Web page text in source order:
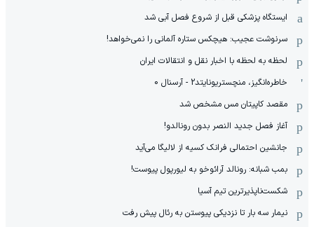
ایستگاه پزشکی قبل از شروع فصل آبی شد
سرنوشت عجیب: هیچکس ستاره آلمانی را نمی‌خواهد!
لحظه به لحظه با اخبار نقل و انتقالات ایران
خاطره‌انگیز، منچستریونایتد2 - آرسنال 0
مقصد کاپیتان مس مشخص شد
آغاز فصل جدید النصر بدون رونالدو!
جانشین احتمالی فرانک کسیه از لالیگا می‌آید
بمب شبانه: رونالد آرائوخو به لیورپول پیوست!
شکست‌ناپذیرترین تیم آسیا
نیمار سه بار تا نزدیکی پیوستن به رئال پیش رفت